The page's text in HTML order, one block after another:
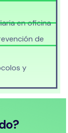
en oficina
de
y